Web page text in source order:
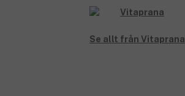
Se allt från Vitaprana